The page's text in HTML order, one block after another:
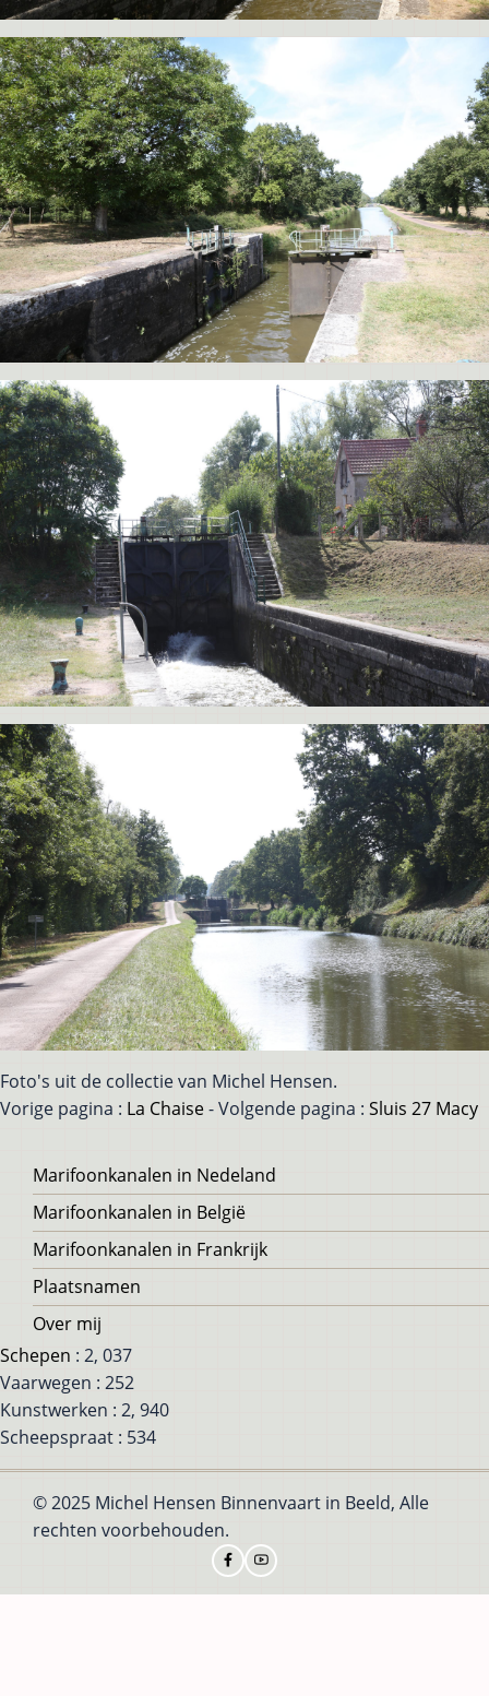
Foto's uit de collectie van Michel Hensen.
Vorige pagina : La Chaise- Volgende pagina : Sluis 27 Macy
Voet
Marifoonkanalen in Nedeland
Marifoonkanalen in België
Marifoonkanalen in Frankrijk
Plaatsnamen
Over mij
Schepen : 2, 037
Vaarwegen : 252
Kunstwerken : 2, 940
Scheepspraat : 534
© 2025 Michel Hensen Binnenvaart in Beeld, Alle
rechten voorbehouden.